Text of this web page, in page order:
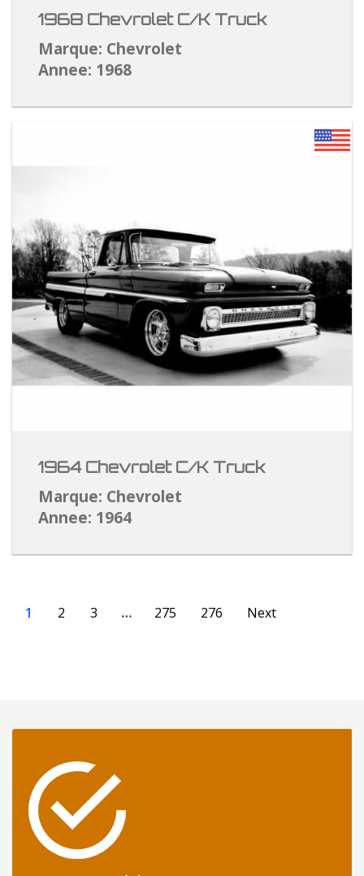
1968 Chevrolet C/K Truck
Marque: Chevrolet
Annee: 1968
1964 Chevrolet C/K Truck
Marque: Chevrolet
Annee: 1964
1 2 3 … 275 276 Next